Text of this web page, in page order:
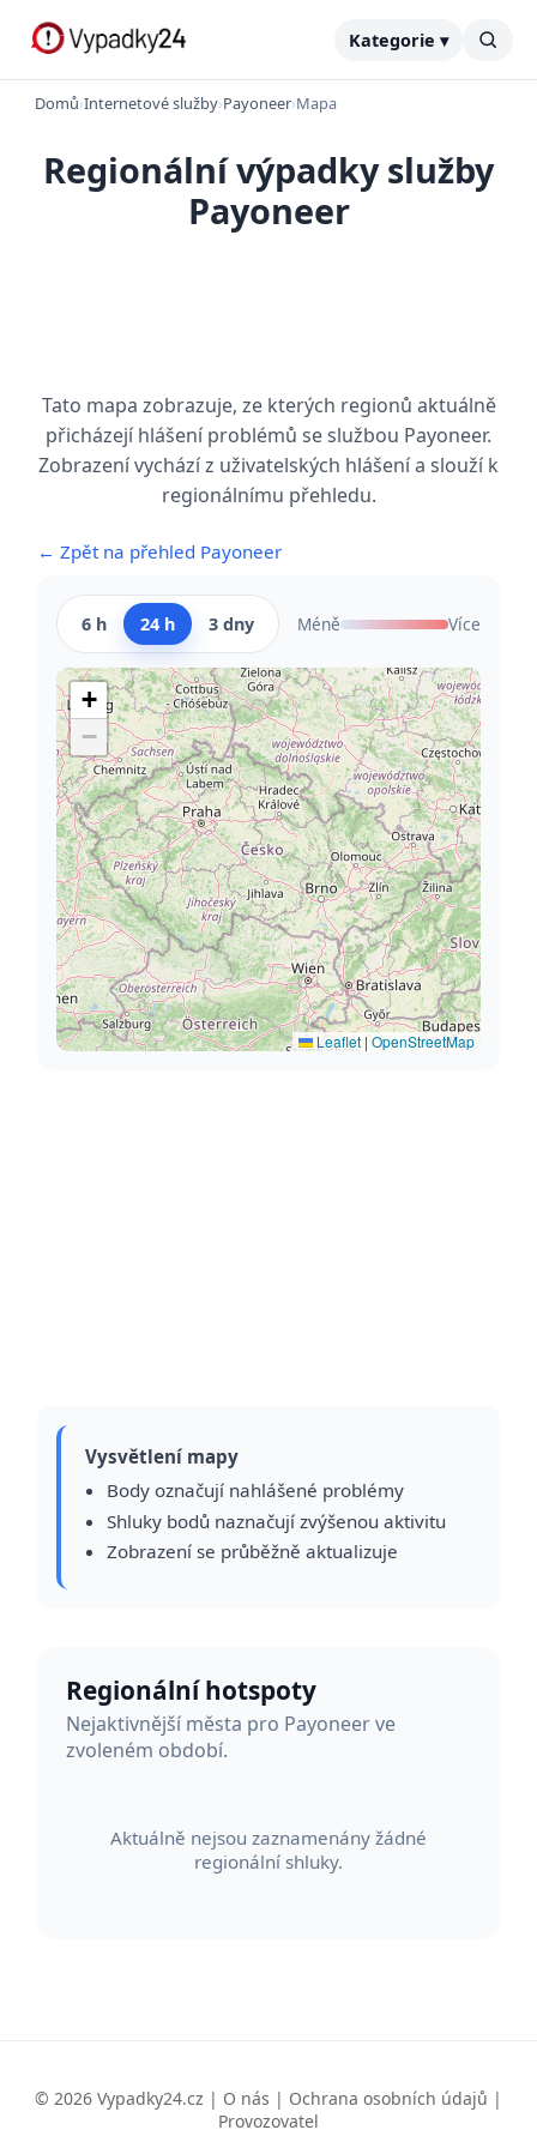
Kategorie ▾
Domů›Internetové služby›Payoneer›Mapa
Regionální výpadky služby
Payoneer
Tato mapa zobrazuje, ze kterých regionů aktuálně
přicházejí hlášení problémů se službou Payoneer.
Zobrazení vychází z uživatelských hlášení a slouží k
regionálnímu přehledu.
← Zpět na přehled Payoneer
6 h 24 h 3 dny Méně Více
+
−
Leaflet | OpenStreetMap
Vysvětlení mapy
Body označují nahlášené problémy
Shluky bodů naznačují zvýšenou aktivitu
Zobrazení se průběžně aktualizuje
Regionální hotspoty
Nejaktivnější města pro Payoneer ve
zvoleném období.
Aktuálně nejsou zaznamenány žádné
regionální shluky.
© 2026 Vypadky24.cz | O nás | Ochrana osobních údajů |
Provozovatel